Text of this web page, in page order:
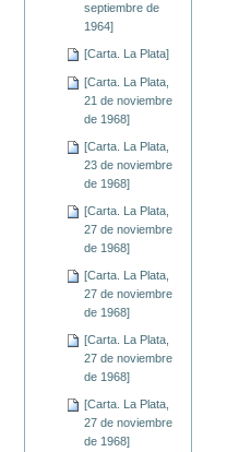
septiembre de
1964]
[Carta. La Plata]
[Carta. La Plata,
21 de noviembre
de 1968]
[Carta. La Plata,
23 de noviembre
de 1968]
[Carta. La Plata,
27 de noviembre
de 1968]
[Carta. La Plata,
27 de noviembre
de 1968]
[Carta. La Plata,
27 de noviembre
de 1968]
[Carta. La Plata,
27 de noviembre
de 1968]